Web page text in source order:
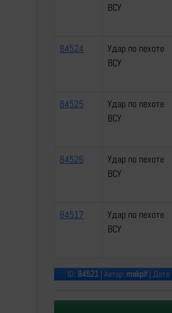
ВСУ
84524
Удар по пехоте
ВСУ
84525
Удар по пехоте
ВСУ
84526
Удар по пехоте
ВСУ
84517
Удар по пехоте
ВСУ
ID: 84521 | Автор: makpif| Дата: